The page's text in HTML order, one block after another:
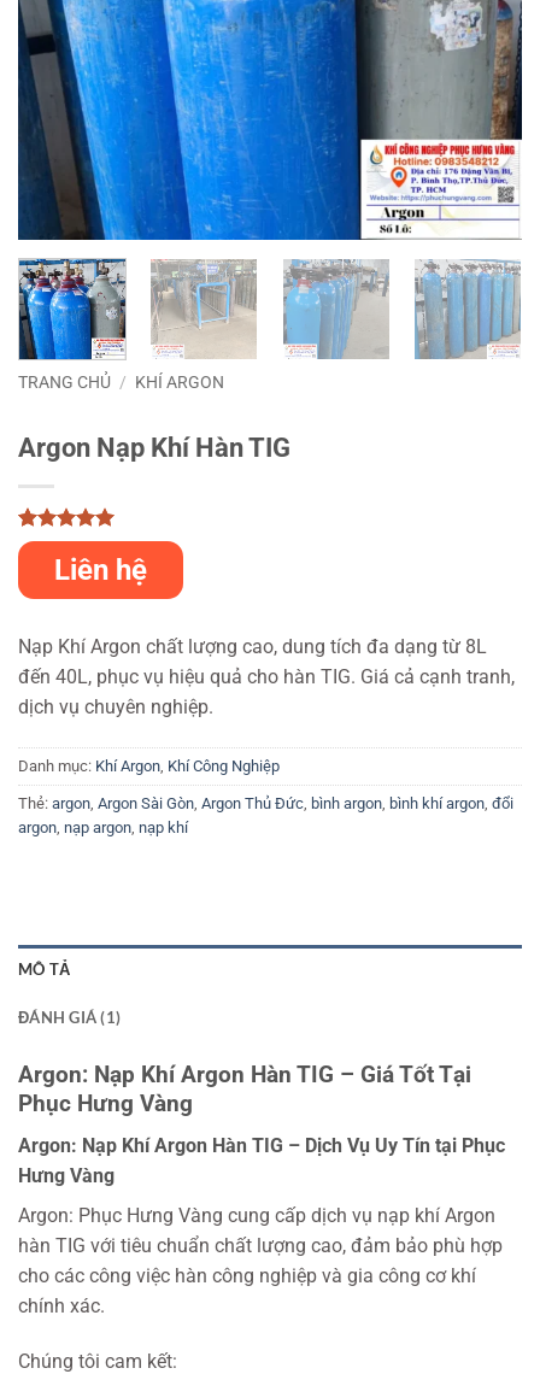
TRANG CHỦ / KHÍ ARGON
Argon Nạp Khí Hàn TIG
5trên 5
dựa trên
1
đánh giáLiên hệ
Nạp Khí Argon chất lượng cao, dung tích đa dạng từ 8L
đến 40L, phục vụ hiệu quả cho hàn TIG. Giá cả cạnh tranh,
dịch vụ chuyên nghiệp.
Danh mục: Khí Argon Khí Công Nghiệp
Thẻ: argon Argon Sài Gòn Argon Thủ Đức bình argon bình khí argon đổi
argon nạp argon nạp khí
MÔ TẢ
ĐÁNH GIÁ (1)
Argon: Nạp Khí Argon Hàn TIG – Giá Tốt Tại
Phục Hưng Vàng
Argon: Nạp Khí Argon Hàn TIG – Dịch Vụ Uy Tín tại Phục
Hưng Vàng
Argon: Phục Hưng Vàng cung cấp dịch vụ nạp khí Argon
hàn TIG với tiêu chuẩn chất lượng cao, đảm bảo phù hợp
cho các công việc hàn công nghiệp và gia công cơ khí
chính xác.
Chúng tôi cam kết: